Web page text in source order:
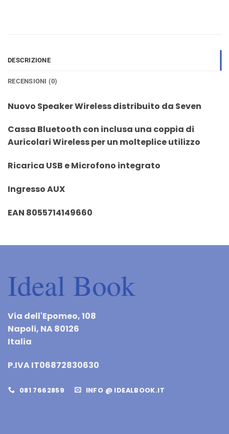
DESCRIZIONE
RECENSIONI (0)
Nuovo Speaker Wireless distribuito da Seven
Cassa Bluetooth con inclusa una coppia di
Auricolari Wireless per un molteplice utilizzo
Ricarica USB e Microfono integrato
Ingresso AUX
EAN 8055714149660
Via dell'Epomeo, 108
Napoli, NA 80126
Italia
P.IVA IT06872830630
081 7662859 INFO @ IDEALBOOK.IT